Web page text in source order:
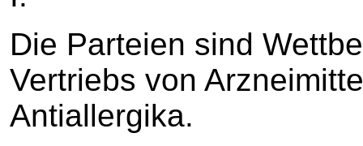
Die Parteien sind
Vertriebs von
Antiallergika.